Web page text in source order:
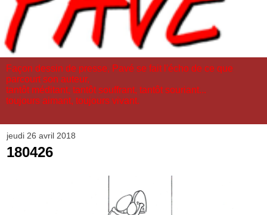
Façon dessin de presse, Pavé se fait l'écho de ce que
parcourt son auteur,
tantôt méditant, tantôt souffrant, tantôt souriant...
toujours aimant, toujours vivant.
jeudi 26 avril 2018
180426